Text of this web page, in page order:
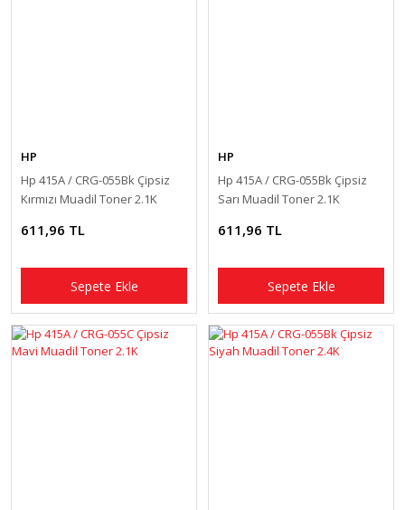
HP
Hp 415A / CRG-055Bk Çipsiz
Kırmızı Muadil Toner 2.1K
611,96 TL
Sepete Ekle
HP
Hp 415A / CRG-055Bk Çipsiz
Sarı Muadil Toner 2.1K
611,96 TL
Sepete Ekle